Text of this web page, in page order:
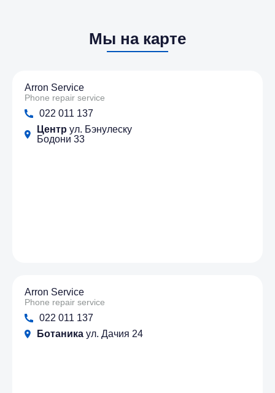
Мы на карте
Arron Service
Phone repair service
022 011 137
Центр ул. Бэнулеску
Бодони 33
Arron Service
Phone repair service
022 011 137
Ботаника ул. Дачия 24